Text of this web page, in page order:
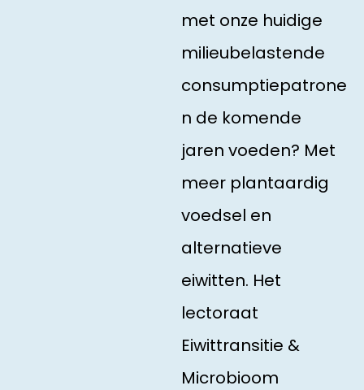
met onze huidige
milieubelastende
consumptiepatrone
n de komende
jaren voeden? Met
meer plantaardig
voedsel en
alternatieve
eiwitten. Het
lectoraat
Eiwittransitie &
Microbioom